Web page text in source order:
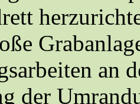
an
der